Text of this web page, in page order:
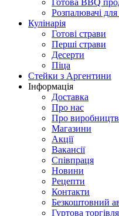
Готова BBQ
Розпалювачі
Кулінарія
Готові страви
Перші страви
Десерти
Піца
Стейки з Аргентини
Інформація
Доставка
Про нас
Про
Магазини
Акції
Вакансії
Співпраця
Новини
Рецепти
Контакти
Безкоштовний
Гуртова торгівля